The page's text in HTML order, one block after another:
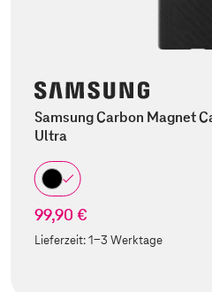
Samsung Carbon Magnet
Ultra
99,90 €
Lieferzeit:1-3 Werktage